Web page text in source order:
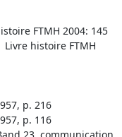
FTMH 2004: 145
histoire FTMH
p. 216
p. 116